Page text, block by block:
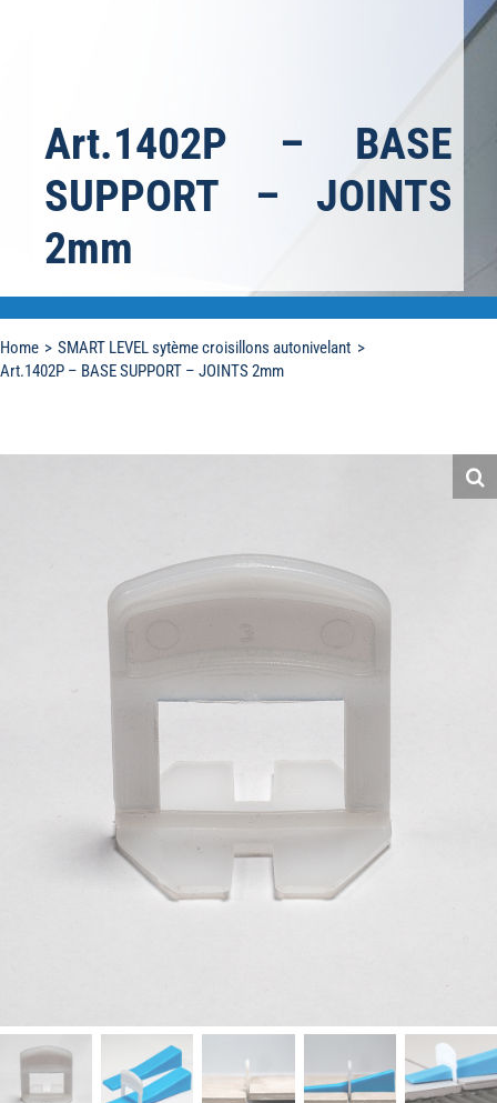
Art.1402P – BASE
SUPPORT – JOINTS
2mm
Home
SMART LEVEL sytème croisillons autonivelant
Art.1402P – BASE SUPPORT – JOINTS 2mm